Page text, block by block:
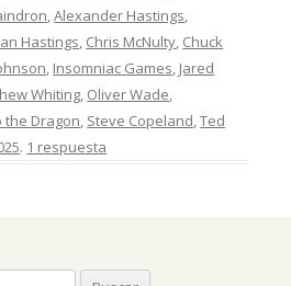
,Alexander Hastings,
Hastings, Chris McNulty, Chuck
, Insomniac Games, Jared
Whiting, Oliver Wade,
the Dragon, Steve Copeland,Ted
. 1 respuesta